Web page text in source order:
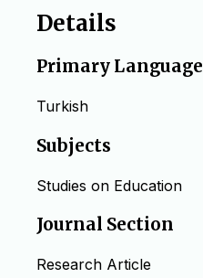
Details
Primary Language
Turkish
Subjects
Studies on Education
Journal Section
Research Article